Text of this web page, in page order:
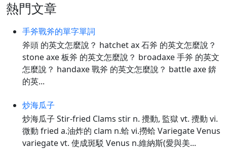
熱門文章
手斧戰斧的單字單詞
斧頭 的英文怎麼說？ hatchet ax 石斧 的英文怎麼說？
stone axe 板斧 的英文怎麼說？ broadaxe 手斧 的英文
怎麼說？ handaxe 戰斧 的英文怎麼說？ battle axe 錛
的英...
炒海瓜子
炒海瓜子 Stir-fried Clams stir n. 攪動, 監獄 vt. 攪動 vi.
微動 fried a.油炸的 clam n.蛤 vi.撈蛤 Variegate Venus
variegate vt. 使成斑駁 Venus n.維納斯(愛與美...